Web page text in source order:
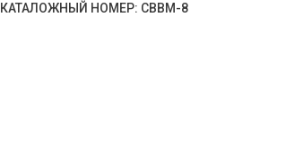
КАТАЛОЖНЫЙ НОМЕР: CBBM-8